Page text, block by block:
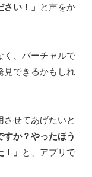
い！」 と声をか
く、バーチャルで
見できるかもしれ
せてあげたいと
すか？やったほう
」 と、アプリで